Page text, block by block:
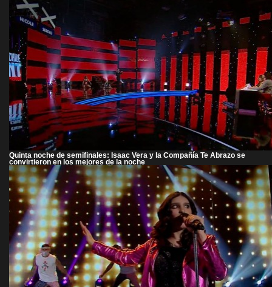
Quinta noche de semifinales: Isaac Vera y la Compañía Te Abrazo se
convirtieron en los mejores de la noche